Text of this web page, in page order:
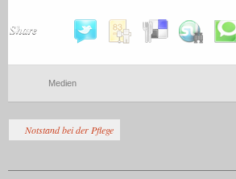
Share
Medien
Notstand bei der Pflege